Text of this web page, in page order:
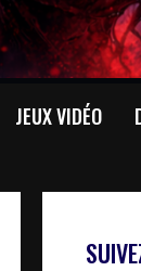
JEUX VIDÉO